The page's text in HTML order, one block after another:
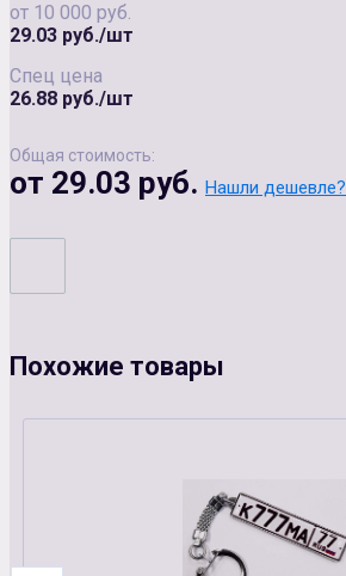
от 10 000 руб.
29.03 руб./шт
Спец цена
26.88 руб./шт
Общая стоимость:
от 29.03 руб. Нашли дешевле?
Похожие товары